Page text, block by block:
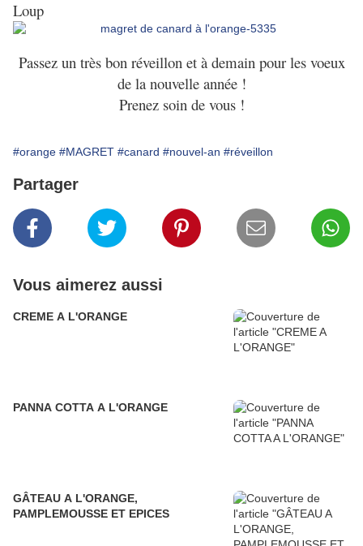
Loup
Passez un très bon réveillon et à demain pour les voeux
de la nouvelle année !
Prenez soin de vous !
#orange #MAGRET #canard #nouvel-an #réveillon
Partager
Vous aimerez aussi
CREME A L'ORANGE
PANNA COTTA A L'ORANGE
GÂTEAU A L'ORANGE,
PAMPLEMOUSSE ET EPICES